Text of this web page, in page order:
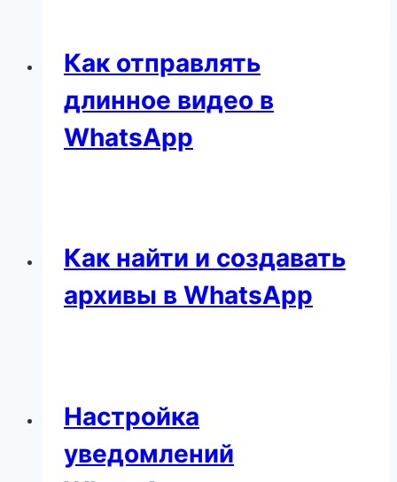
Как отправлять
длинное видео в
WhatsApp
Как найти и создавать
архивы в WhatsApp
Настройка
уведомлений